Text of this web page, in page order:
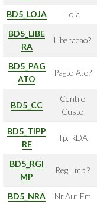
BD5_LOJA Loja
BD5_LIBE
RA
Liberacao?
BD5_PAG
ATO
Pagto Ato?
BD5_CC
Centro
Custo
BD5_TIPP
RE
Tp. RDA
BD5_RGI
MP
Reg. Imp.?
BD5_NRA Nr.Aut.Em